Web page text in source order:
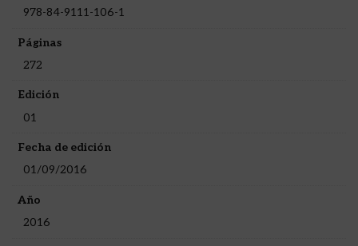
978-84-9111-106-1
Páginas
272
Edición
01
Fecha de edición
01/09/2016
Año
2016